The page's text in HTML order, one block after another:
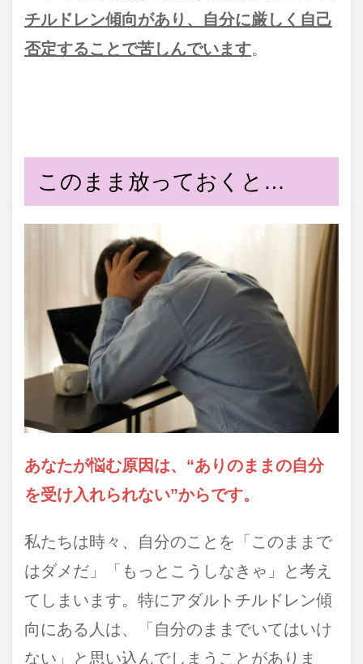
チルドレン傾向があり、自分に厳しく自己
否定することで苦しんでいます。
このまま放っておくと…
あなたが悩む原因は、“ありのままの自分
を受け入れられない”からです。
私たちは時々、自分のことを「このままで
はダメだ」「もっとこうしなきゃ」と考え
てしまいます。特にアダルトチルドレン傾
向にある人は、「自分のままでいてはいけ
ない」と思い込んでしまうことがありま